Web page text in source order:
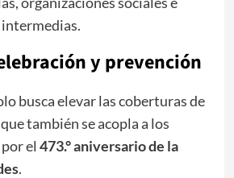
y prevención
busca elevar las coberturas de
también se acopla a los
el 473.° aniversario de la
.